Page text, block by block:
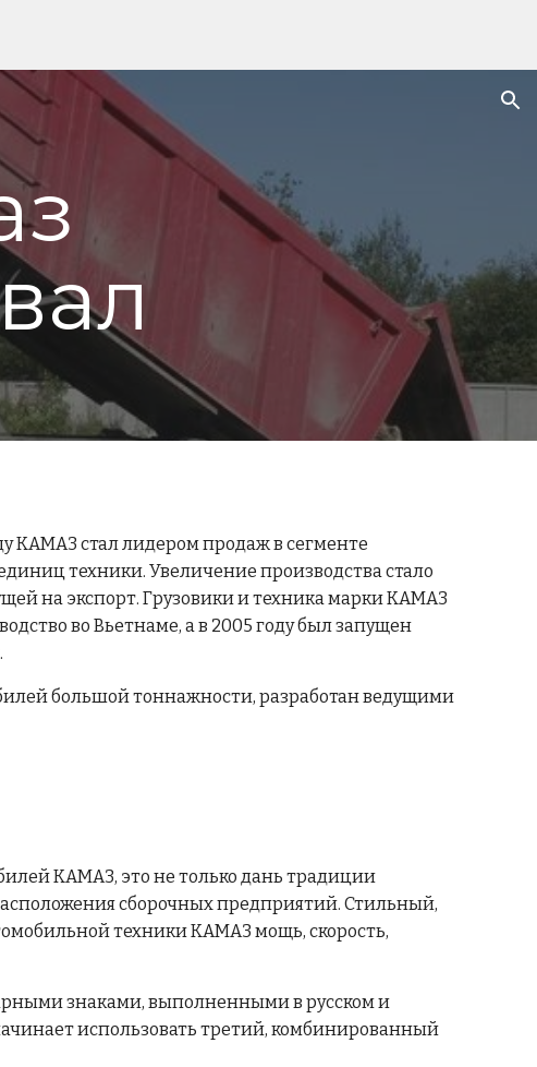
КАМАЗ стал лидером продаж в сегменте
техники. Увеличение производства стало
на экспорт. Грузовики и техника марки КАМАЗ
во Вьетнаме, а в 2005 году был запущен
большой тоннажности, разработан ведущими
КАМАЗ, это не только дань традиции
сборочных предприятий. Стильный,
техники КАМАЗ мощь, скорость,
знаками, выполненными в русском и
использовать третий, комбинированный